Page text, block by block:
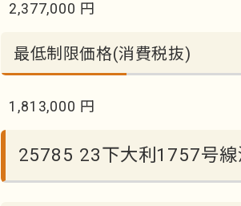
2,377,000 円
最低制限価格(消費税抜)
1,813,000 円
25785 23下大利1757号